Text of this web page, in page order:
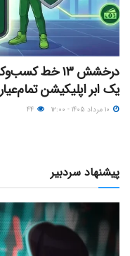
یک ابر اپلیکیشن
پیشنهاد سردبیر